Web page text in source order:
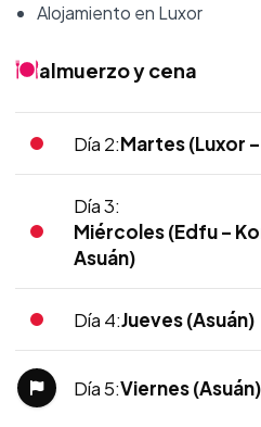
Alojamiento en Luxor
almuerzo y cena
Día 2:Martes (Luxor
Día 3:
Miércoles (Edfu –
Asuán)
Día 4:Jueves (Asuán)
Día 5:Viernes (Asuán)